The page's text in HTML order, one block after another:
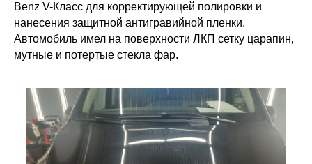
Benz V-Класс для корректирующей полировки и
нанесения защитной антигравийной пленки.
Автомобиль имел на поверхности ЛКП сетку царапин,
мутные и потертые стекла фар.